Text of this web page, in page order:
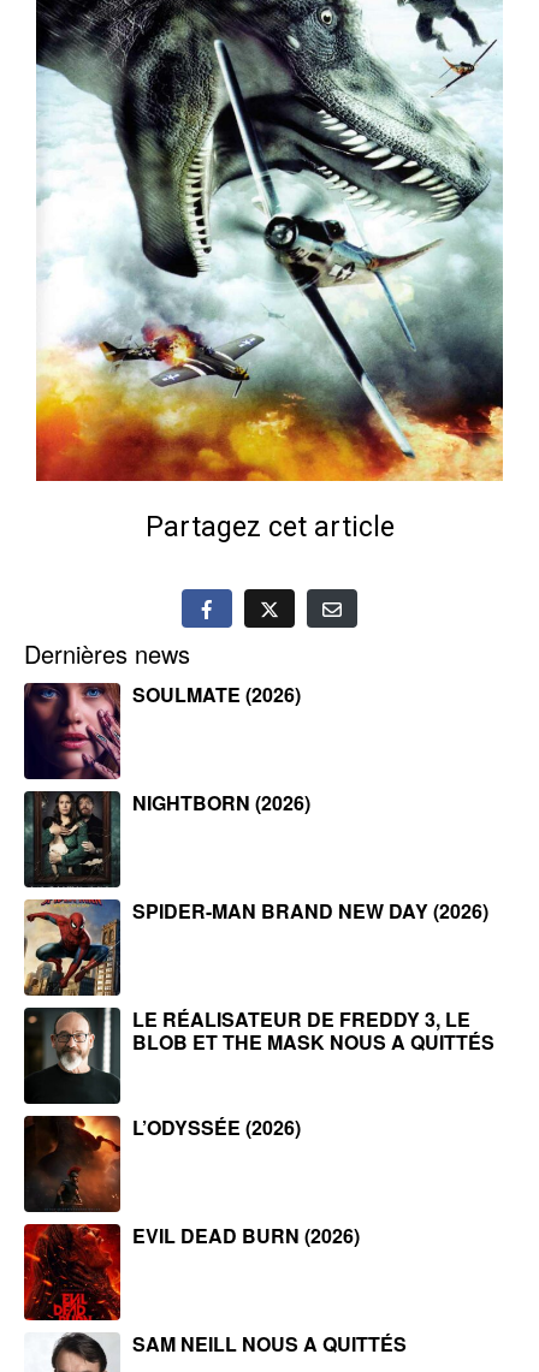
Partagez cet article
Dernières news
SOULMATE (2026)
NIGHTBORN (2026)
SPIDER-MAN BRAND NEW DAY (2026)
LE RÉALISATEUR DE FREDDY 3, LE
BLOB ET THE MASK NOUS A QUITTÉS
L’ODYSSÉE (2026)
EVIL DEAD BURN (2026)
SAM NEILL NOUS A QUITTÉS